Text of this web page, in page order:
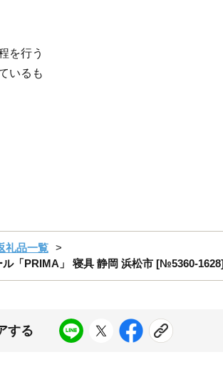
を行う
いるも
礼品一覧
ル「PRIMA」 寝具 静岡 浜松市 [№5360-
する